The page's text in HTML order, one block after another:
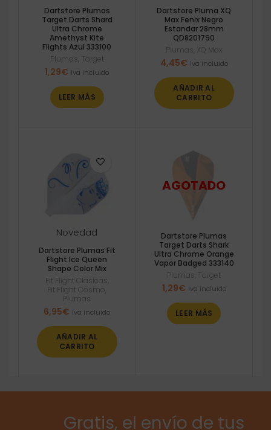
Dartstore Plumas
Target Darts Shard
Ultra Chrome
Amethyst Kite
Flights Azul 333100
Plumas Target
1,29€ Iva incluido
LEER MÁS
Dartstore Pluma XQ
Max Fenix Negro
Estandar 28mm
QD8201790
Plumas XQ Max
4,45€ Iva incluido
AÑADIR AL
CARRITO
Novedad
Dartstore Plumas Fit
Flight Ice Queen
Shape Color Mix
Fit Flight Clasicas
Fit Flight Cosmo
Plumas
6,95€ Iva incluido
AÑADIR AL
CARRITO
Dartstore Plumas
Target Darts Shark
Ultra Chrome Orange
Vapor Badged 333140
Plumas Target
1,29€ Iva incluido
LEER MÁS
Gratis, el envío de tus